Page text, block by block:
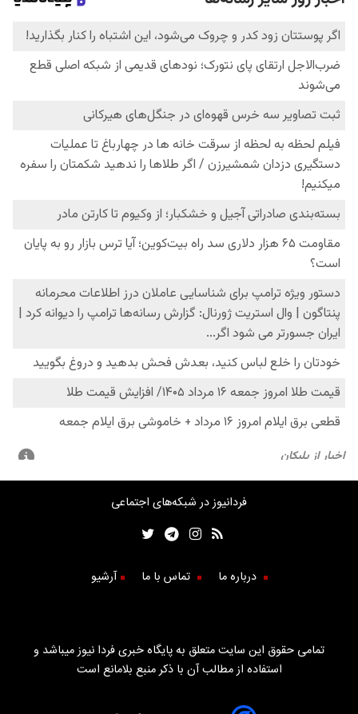
فردانیوز در شبکه‌های اجتماعی
درباره ما تماس با ما آرشیو
تمامی حقوق این سایت متعلق به پایگاه خبری فردا نیوز میباشد و
استفاده از مطالب آن با ذکر منبع بلامانع است